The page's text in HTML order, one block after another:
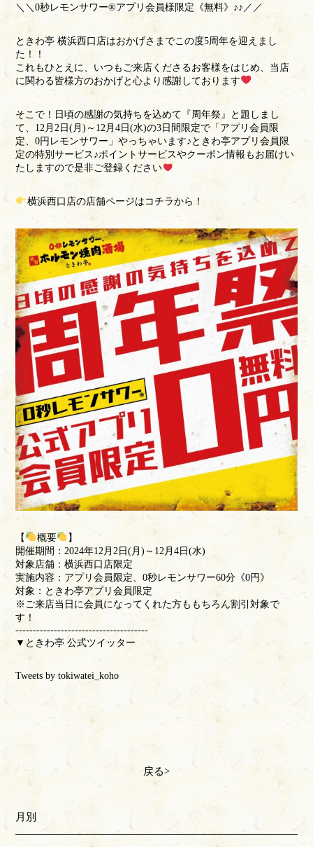
＼＼0秒レモンサワー®アプリ会員様限定《無料》♪♪／／
ときわ亭 横浜西口店はおかげさまでこの度5周年を迎えまし
た！！
これもひとえに、いつもご来店くださるお客様をはじめ、当店
に関わる皆様方のおかげと心より感謝しております
そこで！日頃の感謝の気持ちを込めて『周年祭』と題しまし
て、12月2日(月)～12月4日(水)の3日間限定で「アプリ会員限
定、0円レモンサワー」やっちゃいます♪ときわ亭アプリ会員限
定の特別サービス♪ポイントサービスやクーポン情報もお届けい
たしますので是非ご登録ください
横浜西口店の店舗ページはコチラから！
【 概要
】
開催期間：2024年12月2日(月)～12月4日(水)
対象店舗：横浜西口店限定
実施内容：アプリ会員限定、0秒レモンサワー60分《0円》
対象：ときわ亭アプリ会員限定
※ご来店当日に会員になってくれた方ももちろん割引対象で
す！
--------------------------------------
▼ときわ亭 公式ツイッター
Tweets by tokiwatei_koho
戻る
月別